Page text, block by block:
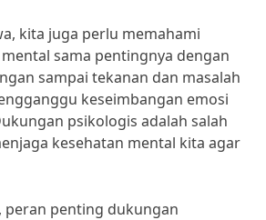
kita juga perlu memahami
sama pentingnya dengan
sampai tekanan dan masalah
keseimbangan emosi
psikologis adalah salah
kesehatan mental kita agar
peran penting dukungan